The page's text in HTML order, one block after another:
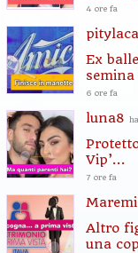
4 ore fa
Ex
6 ore fa
luna8
Vip’...
7 ore fa
Altro
una